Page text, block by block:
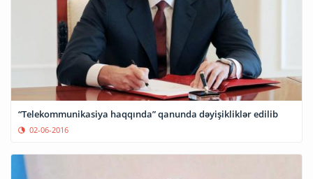
“Telekommunikasiya haqqında” qanunda dəyişikliklər edilib
02-06-2016